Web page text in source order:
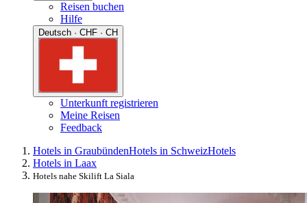
Reisen buchen
Hilfe
Deutsch · CHF · CH
Unterkunft registrieren
Meine Reisen
Feedback
Hotels in GraubündenHotels in SchweizHotels
Hotels in Laax
Hotels nahe Skilift La Siala